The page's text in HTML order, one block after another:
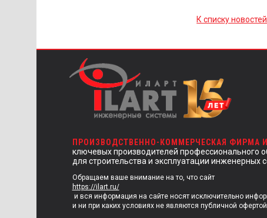
К списку новостей
ПРОИЗВОДСТВЕННО-КОММЕРЧЕСКАЯ
ключевых производителей профессионального
для строительства и эксплуатации инженерных
Обращаем ваше внимание на то, что сайт
https://ilart.ru/
и вся информация на сайте носят исключительно
и ни при каких условиях не являются публичной